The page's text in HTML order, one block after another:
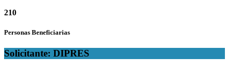
210
Personas Beneficiarias
Solicitante: DIPRES